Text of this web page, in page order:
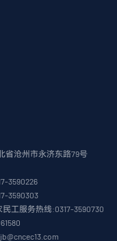
省沧州市永济东路79号
3590226
3590303
工服务热线:0317-3590730